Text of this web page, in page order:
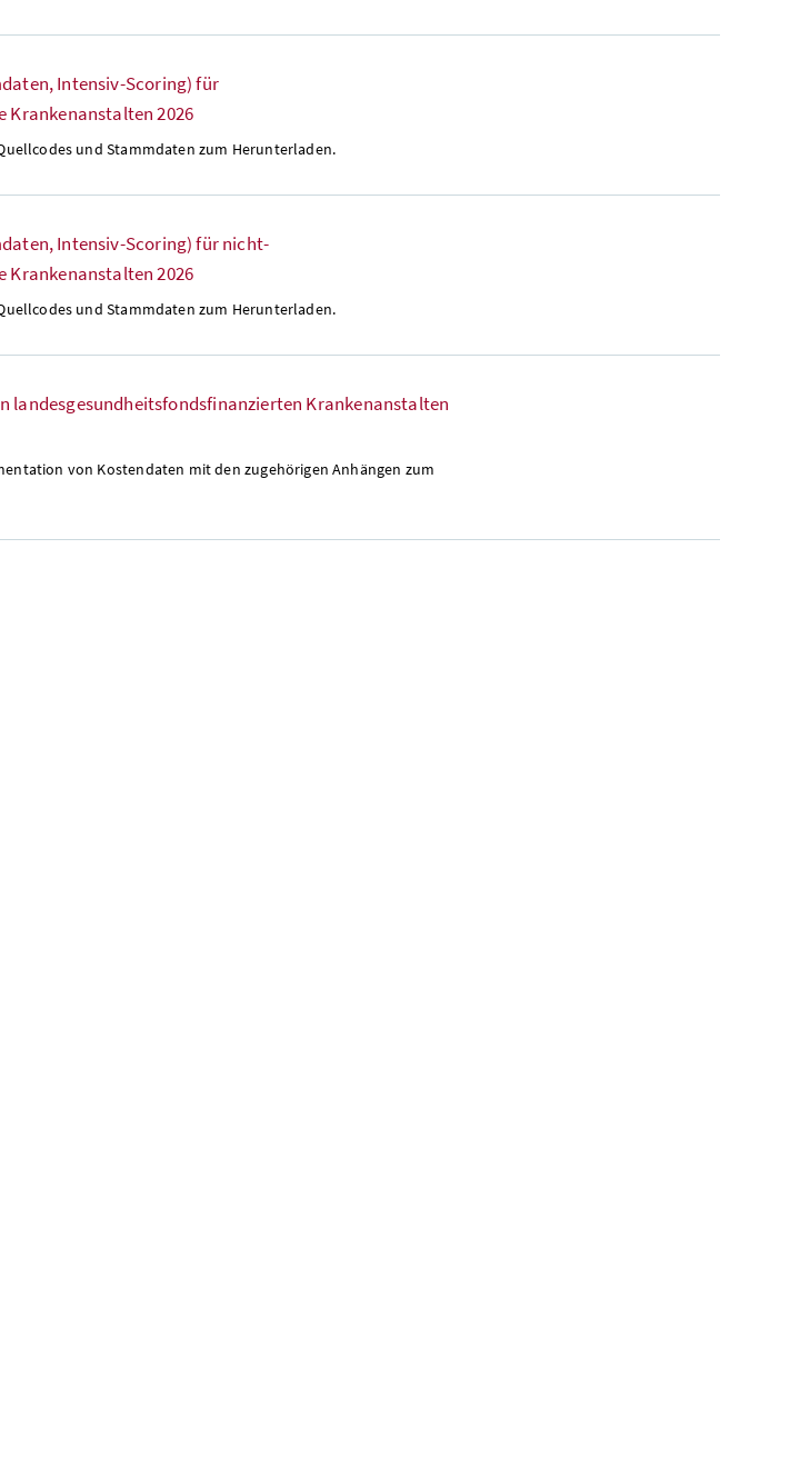
Intensiv-Scoring) für
Krankenanstalten 2026
und Stammdaten zum Herunterladen.
Intensiv-Scoring) für nicht-
Krankenanstalten 2026
und Stammdaten zum Herunterladen.
landesgesundheitsfondsfinanzierten Krankenanstalten
von Kostendaten mit den zugehörigen Anhängen zum